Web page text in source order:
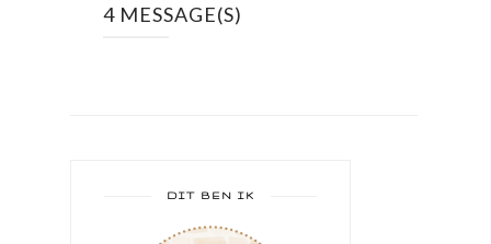
4 MESSAGE(S)
DIT BEN IK